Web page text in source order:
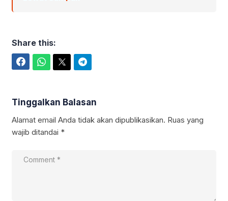
Share this:
Tinggalkan Balasan
Alamat email Anda tidak akan dipublikasikan. Ruas yang
wajib ditandai *